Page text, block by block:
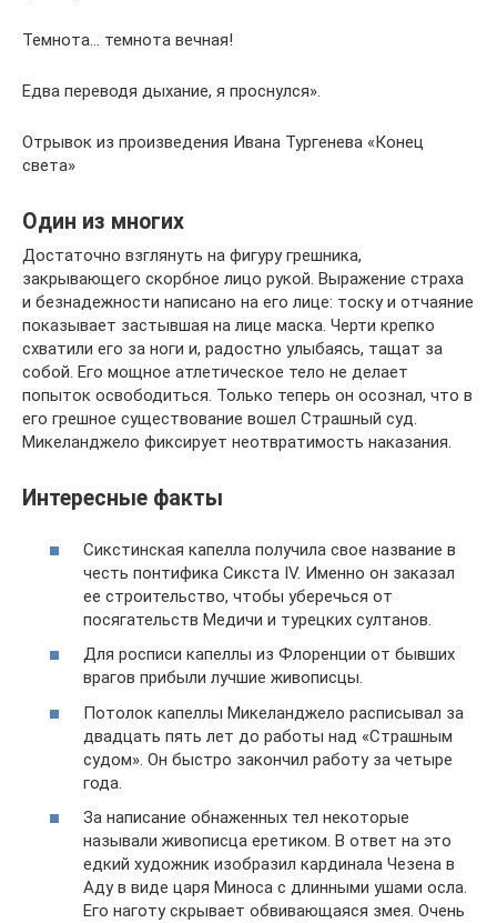
Темнота… темнота вечная!
Едва переводя дыхание, я проснулся».
Отрывок из произведения Ивана Тургенева «Конец
света»
Один из многих
Достаточно взглянуть на фигуру грешника,
закрывающего скорбное лицо рукой. Выражение страха
и безнадежности написано на его лице: тоску и отчаяние
показывает застывшая на лице маска. Черти крепко
схватили его за ноги и, радостно улыбаясь, тащат за
собой. Его мощное атлетическое тело не делает
попыток освободиться. Только теперь он осознал, что в
его грешное существование вошел Страшный суд.
Микеланджело фиксирует неотвратимость наказания.
Интересные факты
Сикстинская капелла получила свое название в
честь понтифика Сикста IV. Именно он заказал
ее строительство, чтобы уберечься от
посягательств Медичи и турецких султанов.
Для росписи капеллы из Флоренции от бывших
врагов прибыли лучшие живописцы.
Потолок капеллы Микеланджело расписывал за
двадцать пять лет до работы над «Страшным
судом». Он быстро закончил работу за четыре
года.
За написание обнаженных тел некоторые
называли живописца еретиком. В ответ на это
едкий художник изобразил кардинала Чезена в
Аду в виде царя Миноса с длинными ушами осла.
Его наготу скрывает обвивающаяся змея. Очень